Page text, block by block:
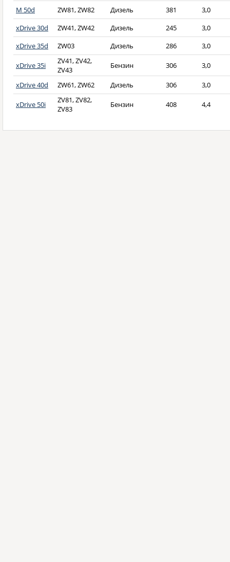
M 50d ZW81, ZW82 Дизель 381
3,0
xDrive 30d
ZW41, ZW42 Дизель 245
3,0
xDrive 35d
ZW03 Дизель 286 3,0
xDrive 35i
ZV41, ZV42,
ZV43
Бензин 306 3,0
xDrive 40d ZW61, ZW62 Дизель 306 3,0
xDrive 50i
ZV81, ZV82,
ZV83
Бензин 408 4,4